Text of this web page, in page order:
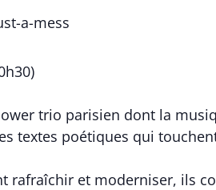
a-mess
trio parisien dont la
textes poétiques qui
rafraîchir et moderniser, ils